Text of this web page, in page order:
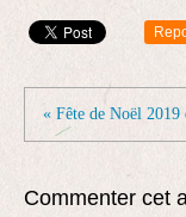
« Fête de Noël 2019
Commenter cet